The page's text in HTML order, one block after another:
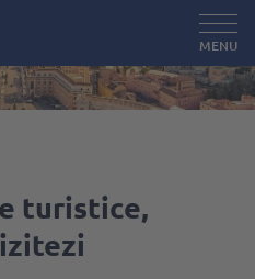
MENU
turistice,